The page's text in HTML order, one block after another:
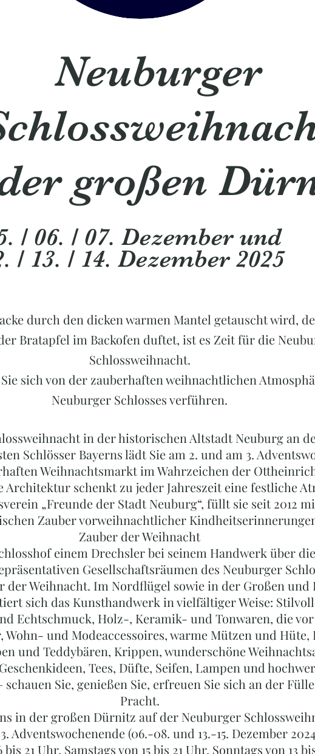
Neuburger
großen
/ 06. / 07. Dezember und
/ 13. / 14. Dezember 2025
durch den dicken warmen Mantel getauscht wird,
Bratapfel im Backofen duftet, ist es Zeit für die
Schlossweihnacht.
sich von der zauberhaften weihnachtlichen
Neuburger Schlosses verführen.
in der historischen Altstadt Neuburg an
Schlösser Bayerns lädt Sie am 2. und am 3.
Weihnachtsmarkt im Wahrzeichen der
Architektur schenkt zu jeder Jahreszeit eine festliche
„Freunde der Stadt Neuburg“, füllt sie seit 2012
Zauber vorweihnachtlicher
Zauber der Weihnacht
einem Drechsler bei seinem Handwerk über
Gesellschaftsräumen des Neuburger
der Weihnacht. Im Nordflügel sowie in der Großen und
sich das Kunsthandwerk in vielfältiger Weise:
Echtschmuck, Holz-, Keramik- und Tonwaren, die
Wohn- und Modeaccessoires, warme Mützen und Hüte,
und Teddybären, Krippen, wunderschöne
Tees, Düfte, Seifen, Lampen und
Sie, genießen Sie, erfreuen Sie sich an der
Pracht.
in der großen Dürnitz auf der Neuburger
Adventswochenende (06.-08. und 13.-15. Dezember
21 Uhr, Samstags von 15 bis 21 Uhr, Sonntags von 13